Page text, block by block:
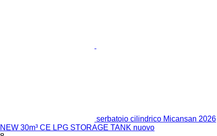
serbatoio cilindrico Micansan 2026
NEW 30m³ CE LPG STORAGE TANK nuovo